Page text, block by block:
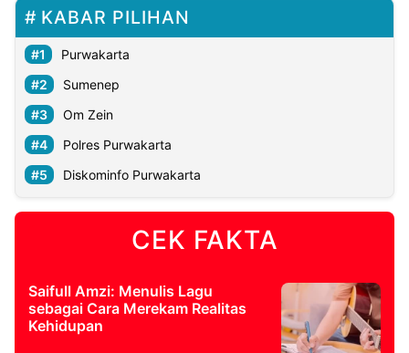
KABAR PILIHAN
Purwakarta
Sumenep
Om Zein
Polres Purwakarta
Diskominfo Purwakarta
CEK FAKTA
Saifull Amzi: Menulis Lagu
sebagai Cara Merekam Realitas
Kehidupan